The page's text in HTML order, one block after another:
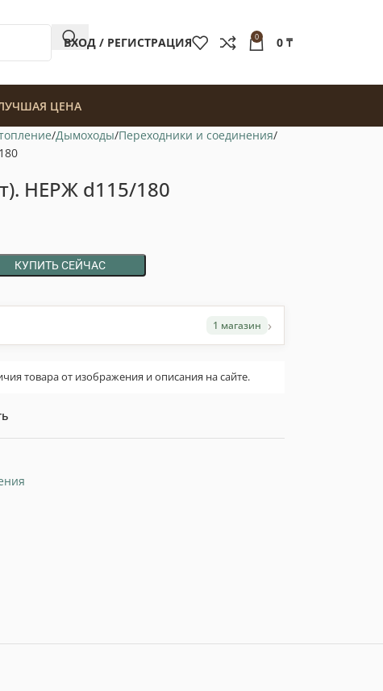
ВХОД / РЕГИСТРАЦИЯ 0 0 ₸
ЦЕНА
Дымоходы Переходники и соединения
НЕРЖ d115/180
КУПИТЬ СЕЙЧАС
1 магазин ›
товара от изображения и описания на сайте.